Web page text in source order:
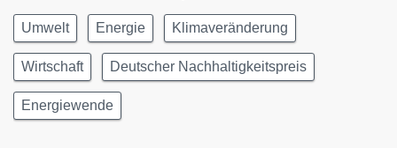
Umwelt Energie Klimaveränderung
Wirtschaft Deutscher Nachhaltigkeitspreis
Energiewende